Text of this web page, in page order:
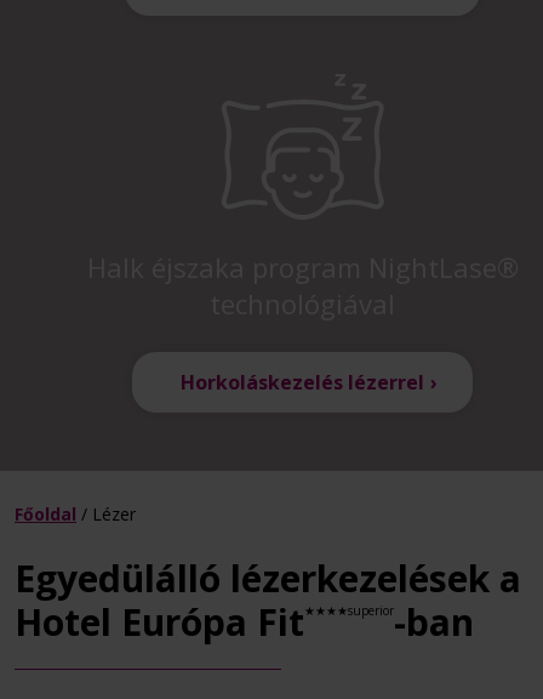
Horkoláskezelés lézerrel
Főoldal / Lézer
Egyedülálló lézerkezelések a
Hotel Európa Fit★★★★superior-ban